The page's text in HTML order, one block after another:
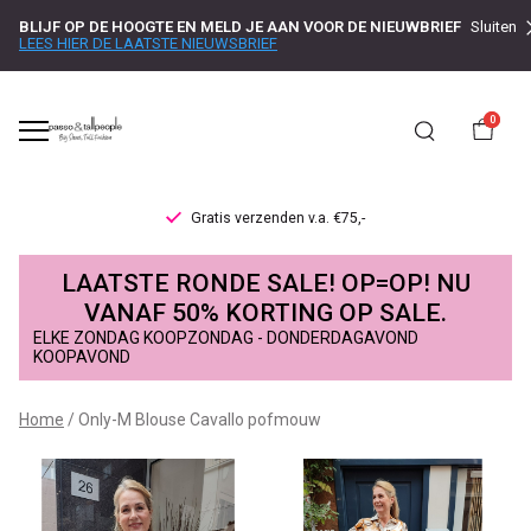
BLIJF OP DE HOOGTE EN MELD JE AAN VOOR DE NIEUWBRIEF
LEES HIER DE LAATSTE NIEUWSBRIEF
Sluiten
0
Gratis verzenden v.a. €75,-
Only-
M
Blouse
Cavallo
pofmouw
LAATSTE RONDE SALE! OP=OP! NU
VANAF 50% KORTING OP SALE.
ELKE ZONDAG KOOPZONDAG - DONDERDAGAVOND
KOOPAVOND
Home Only-M Blouse Cavallo pofmouw